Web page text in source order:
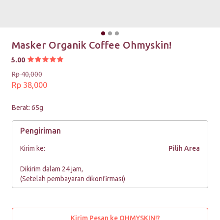
Masker Organik Coffee Ohmyskin!
5.00
Rp 40,000
Rp 38,000
Berat: 65g
Pengiriman
Kirim ke: Pilih Area
Dikirim dalam 24 jam,
(Setelah pembayaran dikonfirmasi)
Kirim Pesan ke OHMYSKIN!?